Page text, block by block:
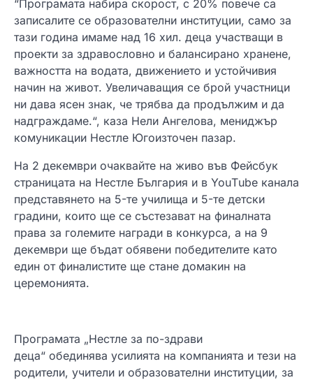
“Програмата набира скорост, с 20% повече са
записалите се образователни институции, само за
тази година имаме над 16 хил. деца участващи в
проекти за здравословно и балансирано хранене,
важността на водата, движението и устойчивия
начин на живот. Увеличаващия се брой участници
ни дава ясен знак, че трябва да продължим и да
надграждаме.“, каза Нели Ангелова, мениджър
комуникации Нестле Югоизточен пазар.
На 2 декември очаквайте на живо във Фейсбук
страницата на Нестле България и в YouТube канала
представянето на 5-те училища и 5-те детски
градини, които ще се състезават на финалната
права за големите награди в конкурса, а на 9
декември ще бъдат обявени победителите като
един от финалистите ще стане домакин на
церемонията.
Програмата „Нестле за по-здрави
деца“ обединява усилията на компанията и тези на
родители, учители и образователни институции, за